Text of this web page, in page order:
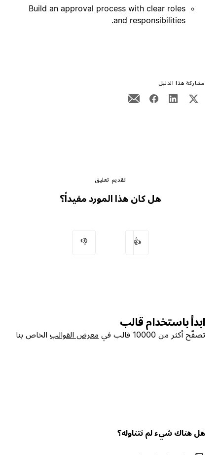
Build an approval process with clear roles
and responsibilities.
مشاركة هذا الدليل
تقديم تعليق
هل كان هذا المورد مفيداً؟
👍
👎
ابدأ باستخدام قالب
تصفّح أكثر من 10000 قالب في معرض القوالب الخاص بنا
هل هناك شيء لم نتناوله؟